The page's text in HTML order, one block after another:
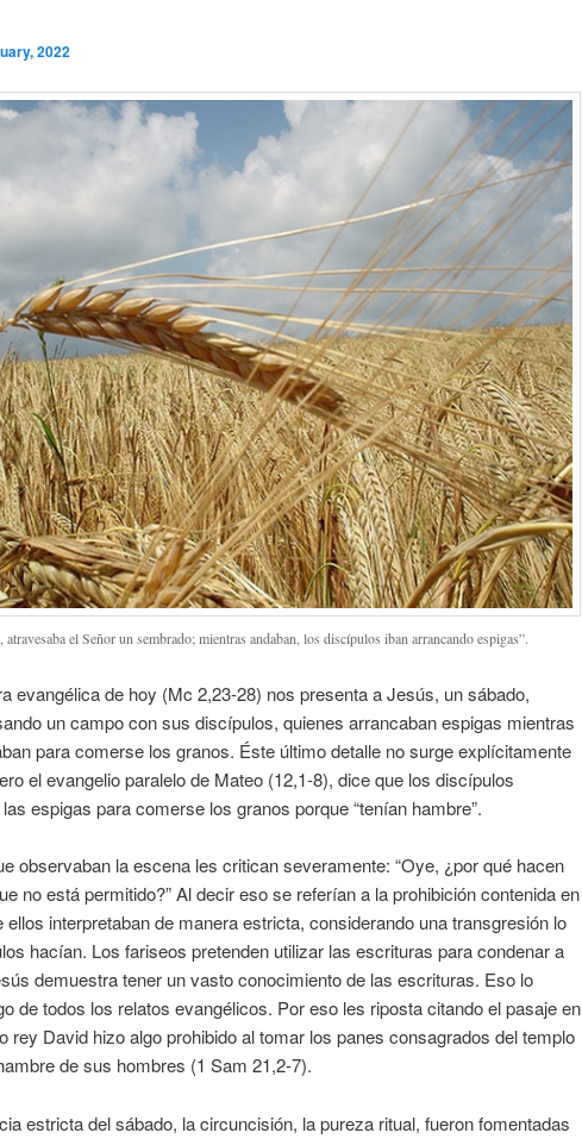
2022
atravesaba el Señor un sembrado; mientras andaban, los discípulos iban arrancando espigas”.
evangélica de hoy (Mc 2,23-28) nos presenta a Jesús, un sábado,
un campo con sus discípulos, quienes arrancaban espigas mientras
para comerse los granos. Éste último detalle no surge explícitamente
el evangelio paralelo de Mateo (12,1-8), dice que los discípulos
las espigas para comerse los granos porque “tenían hambre”.
observaban la escena les critican severamente: “Oye, ¿por qué hacen
no está permitido?” Al decir eso se referían a la prohibición contenida en
ellos interpretaban de manera estricta, considerando una transgresión lo
hacían. Los fariseos pretenden utilizar las escrituras para condenar a
demuestra tener un vasto conocimiento de las escrituras. Eso lo
de todos los relatos evangélicos. Por eso les riposta citando el pasaje en
rey David hizo algo prohibido al tomar los panes consagrados del templo
de sus hombres (1 Sam 21,2-7).
estricta del sábado, la circuncisión, la pureza ritual, fueron fomentadas